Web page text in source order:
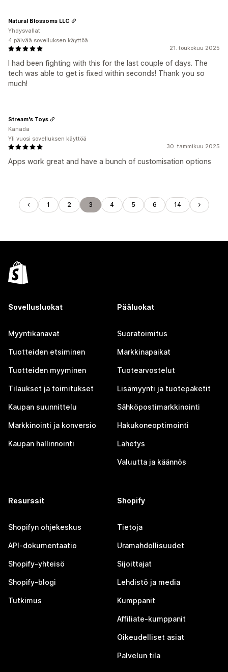
21. toukokuu 2025
I had been fighting with this for the last couple of days. The
tech was able to get is fixed within seconds! Thank you so
much!
Natural Blossoms LLC
Yhdysvallat
4 päivää sovelluksen käyttöä
30. tammikuu 2025
Apps work great and have a bunch of customisation options
Stream's Toys
Kanada
Yli vuosi sovelluksen käyttöä
1 2 3 4 5 6 14
Sovellusluokat
Myyntikanavat
Tuotteiden etsiminen
Tuotteiden myyminen
Tilaukset ja toimitukset
Kaupan suunnittelu
Markkinointi ja konversio
Kaupan hallinnointi
Pääluokat
Suoratoimitus
Markkinapaikat
Tuotearvostelut
Lisämyynti ja tuotepaketit
Sähköpostimarkkinointi
Hakukoneoptimointi
Lähetys
Valuutta ja käännös
Resurssit
Shopifyn ohjekeskus
API-dokumentaatio
Shopify-yhteisö
Shopify-blogi
Tutkimus
Shopify
Tietoja
Uramahdollisuudet
Sijoittajat
Lehdistö ja media
Kumppanit
Affiliate-kumppanit
Oikeudelliset asiat
Palvelun tila